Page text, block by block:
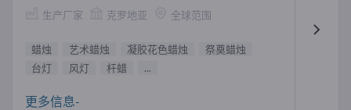
生产厂家 克罗地亚 全球范围
蜡烛 艺术蜡烛 凝胶花色蜡烛
祭奠蜡烛
台灯
风灯 杆蜡 ...
更多信息-